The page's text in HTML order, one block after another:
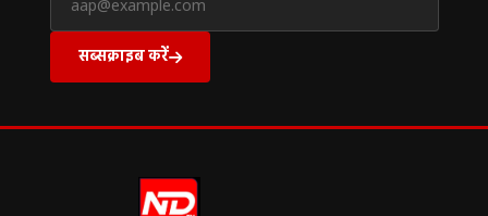
सब्सक्राइब करें